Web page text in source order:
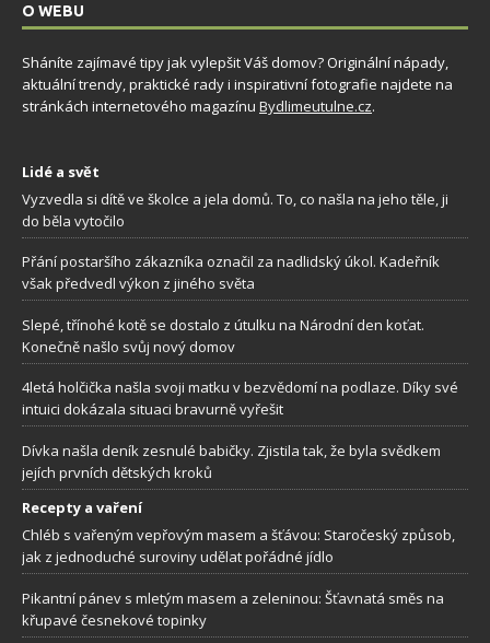
O WEBU
Sháníte zajímavé tipy jak vylepšit Váš domov? Originální nápady,
aktuální trendy, praktické rady i inspirativní fotografie najdete na
stránkách internetového magazínu Bydlimeutulne.cz.
Lidé a svět
Vyzvedla si dítě ve školce a jela domů. To, co našla na jeho těle, ji
do běla vytočilo
Přání postaršího zákazníka označil za nadlidský úkol. Kadeřník
však předvedl výkon z jiného světa
Slepé, třínohé kotě se dostalo z útulku na Národní den koťat.
Konečně našlo svůj nový domov
4letá holčička našla svoji matku v bezvědomí na podlaze. Díky své
intuici dokázala situaci bravurně vyřešit
Dívka našla deník zesnulé babičky. Zjistila tak, že byla svědkem
jejích prvních dětských kroků
Recepty a vaření
Chléb s vařeným vepřovým masem a šťávou: Staročeský způsob,
jak z jednoduché suroviny udělat pořádné jídlo
Pikantní pánev s mletým masem a zeleninou: Šťavnatá směs na
křupavé česnekové topinky